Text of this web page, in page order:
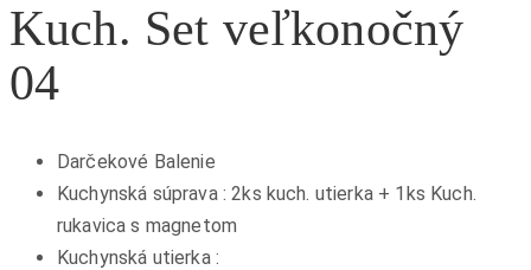
Kuch. Set veľkonočný
04
Darčekové Balenie
Kuchynská súprava : 2ks kuch. utierka + 1ks Kuch.
rukavica s magnetom
Kuchynská utierka :